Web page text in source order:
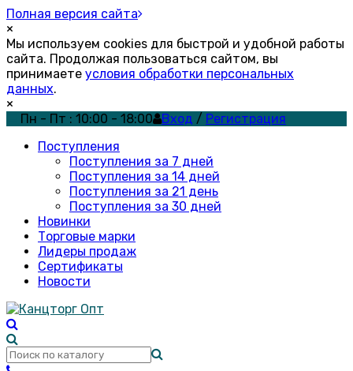
Полная версия сайта
×
Мы используем cookies для быстрой и удобной работы
сайта. Продолжая пользоваться сайтом, вы
принимаете условия обработки персональных
данных.
×
Пн - Пт : 10:00 - 18:00
Вход / Регистрация
Поступления
Поступления за 7 дней
Поступления за 14 дней
Поступления за 21 день
Поступления за 30 дней
Новинки
Торговые марки
Лидеры продаж
Сертификаты
Новости